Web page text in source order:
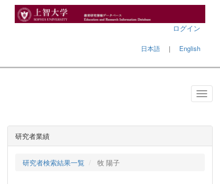
ログイン
日本語 ｜ English
研究者業績
研究者検索結果一覧 牧 陽子